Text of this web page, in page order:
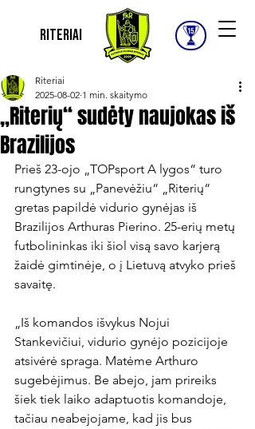
Riteriai
„Riterių“ sudėty naujokas iš
Brazilijos
Riteriai
2025-08-02 1 min. skaitymo
Prieš 23-ojo „TOPsport A lygos“ turo
rungtynes su „Panevėžiu“ „Riterių“
gretas papildė vidurio gynėjas iš
Brazilijos Arthuras Pierino. 25-erių metų
futbolininkas iki šiol visą savo karjerą
žaidė gimtinėje, o į Lietuvą atvyko prieš
savaitę.
„Iš komandos išvykus Nojui
Stankevičiui, vidurio gynėjo pozicijoje
atsivėrė spraga. Matėme Arthuro
sugebėjimus. Be abejo, jam prireiks
šiek tiek laiko adaptuotis komandoje,
tačiau neabejojame, kad jis bus